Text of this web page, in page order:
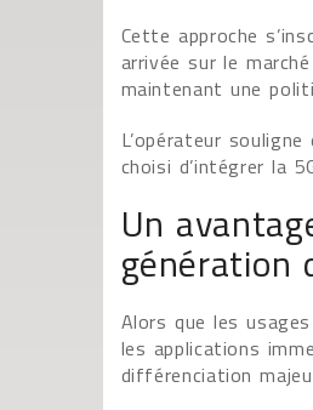
Cette approche
arrivée sur le
maintenant une
L’opérateur
choisi d’intégrer la
Un
génération
Alors que les
les applications
différenciation